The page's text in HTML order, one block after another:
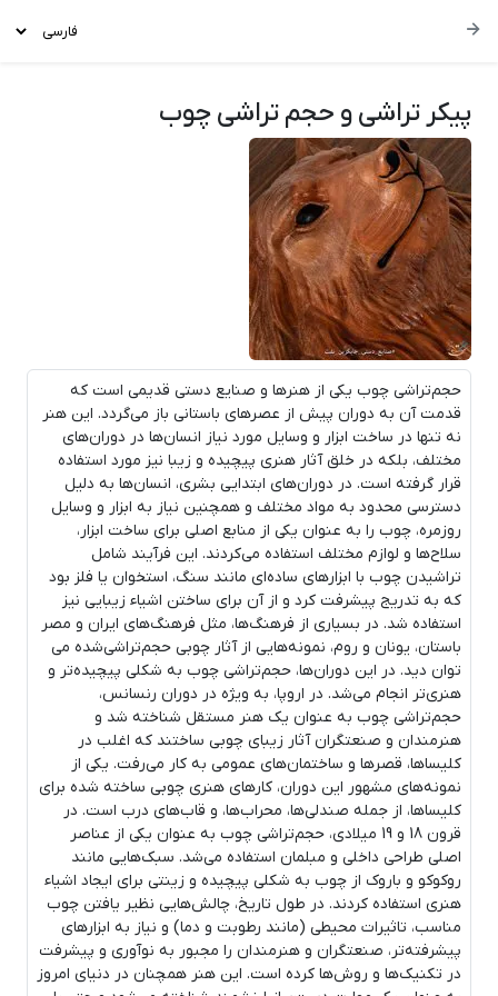
پیکر تراشی و حجم تراشی چوب
حجم‌تراشی چوب یکی از هنرها و صنایع دستی قدیمی است که
قدمت آن به دوران پیش از عصرهای باستانی باز می‌گردد. این هنر
نه تنها در ساخت ابزار و وسایل مورد نیاز انسان‌ها در دوران‌های
مختلف، بلکه در خلق آثار هنری پیچیده و زیبا نیز مورد استفاده
قرار گرفته است. در دوران‌های ابتدایی بشری، انسان‌ها به دلیل
دسترسی محدود به مواد مختلف و همچنین نیاز به ابزار و وسایل
روزمره، چوب را به عنوان یکی از منابع اصلی برای ساخت ابزار،
سلاح‌ها و لوازم مختلف استفاده می‌کردند. این فرآیند شامل
تراشیدن چوب با ابزارهای ساده‌ای مانند سنگ، استخوان یا فلز بود
که به تدریج پیشرفت کرد و از آن برای ساختن اشیاء زیبایی نیز
استفاده شد. در بسیاری از فرهنگ‌ها، مثل فرهنگ‌های ایران و مصر
باستان، یونان و روم، نمونه‌هایی از آثار چوبی حجم‌تراشی‌شده می
توان دید. در این دوران‌ها، حجم‌تراشی چوب به شکلی پیچیده‌تر و
هنری‌تر انجام می‌شد. در اروپا، به ویژه در دوران رنسانس،
حجم‌تراشی چوب به عنوان یک هنر مستقل شناخته شد و
هنرمندان و صنعتگران آثار زیبای چوبی ساختند که اغلب در
کلیساها، قصرها و ساختمان‌های عمومی به کار می‌رفت. یکی از
نمونه‌های مشهور این دوران، کارهای هنری چوبی ساخته شده برای
کلیساها، از جمله صندلی‌ها، محراب‌ها، و قاب‌های درب است. در
قرون 18 و 19 میلادی، حجم‌تراشی چوب به عنوان یکی از عناصر
اصلی طراحی داخلی و مبلمان استفاده می‌شد. سبک‌هایی مانند
روکوکو و باروک از چوب به شکلی پیچیده و زینتی برای ایجاد اشیاء
هنری استفاده کردند. در طول تاریخ، چالش‌هایی نظیر یافتن چوب
مناسب، تاثیرات محیطی (مانند رطوبت و دما) و نیاز به ابزارهای
پیشرفته‌تر، صنعتگران و هنرمندان را مجبور به نوآوری و پیشرفت
در تکنیک‌ها و روش‌ها کرده است. این هنر همچنان در دنیای امروز